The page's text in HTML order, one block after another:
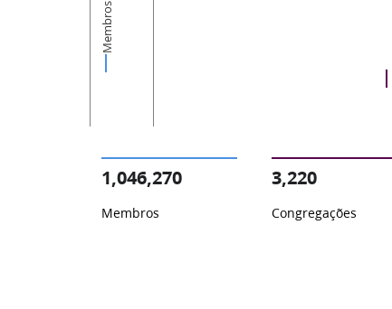
Membros
1,046,270
Membros
3,220
Congregações